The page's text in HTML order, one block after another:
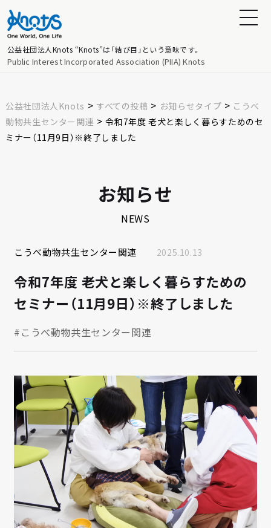
公益社団法人Knots “Knots”は「結び目」という意味です。
Public Interest Incorporated Association (PIIA) Knots
公益社団法人Knots > すべての投稿 > お知らせタイプ > こうべ
動物共生センター関連 >令和7年度 老犬と楽しく暮らすためのセ
ミナー（11月9日）※終了しました
お知らせ
NEWS
こうべ動物共生センター関連 2025.10.13
令和7年度 老犬と楽しく暮らすための
セミナー（11月9日）※終了しました
#こうべ動物共生センター関連